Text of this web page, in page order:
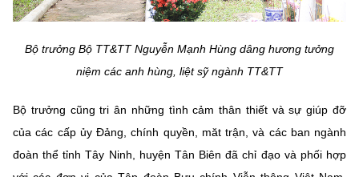
Bộ trưởng Bộ TT&TT Nguyễn Mạnh Hùng dâng hương tưởng
niệm các anh hùng, liệt sỹ ngành TT&TT
Bộ trưởng cũng tri ân những tình cảm thân thiết và sự giúp đỡ
của các cấp ủy Đảng, chính quyền, măt trận, và các ban ngành
đoàn thể tỉnh Tây Ninh, huyện Tân Biên đã chỉ đạo và phối hợp